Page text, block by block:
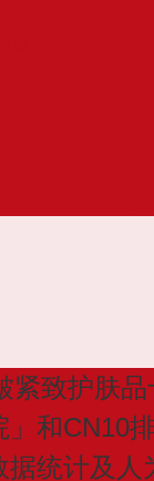
紧致护肤
和CN10
统计及